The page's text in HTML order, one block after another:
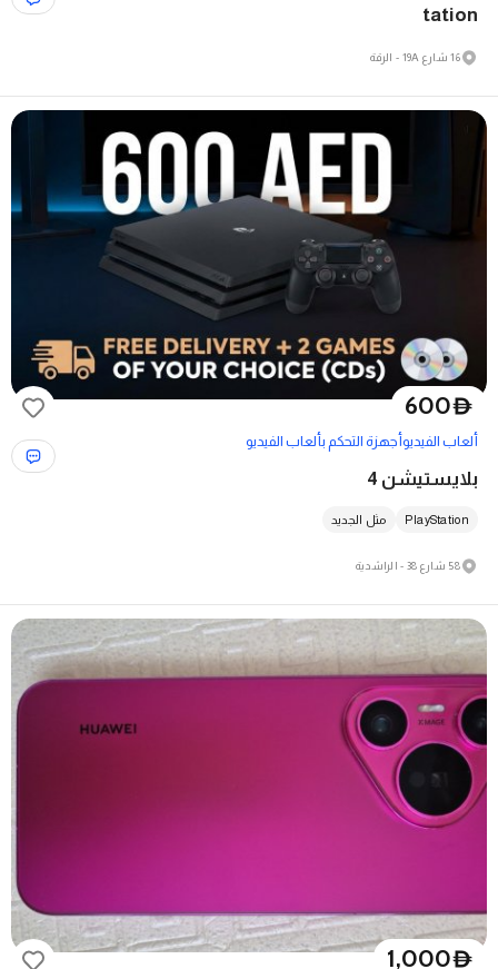
tation
16 شارع 19A - الرقة
D
600
ألعاب الفيديوأجهزة التحكم بألعاب الفيديو
بلايستيشن 4
PlayStation مثل الجديد
58 شارع 38 - الراشدية
D
1,000